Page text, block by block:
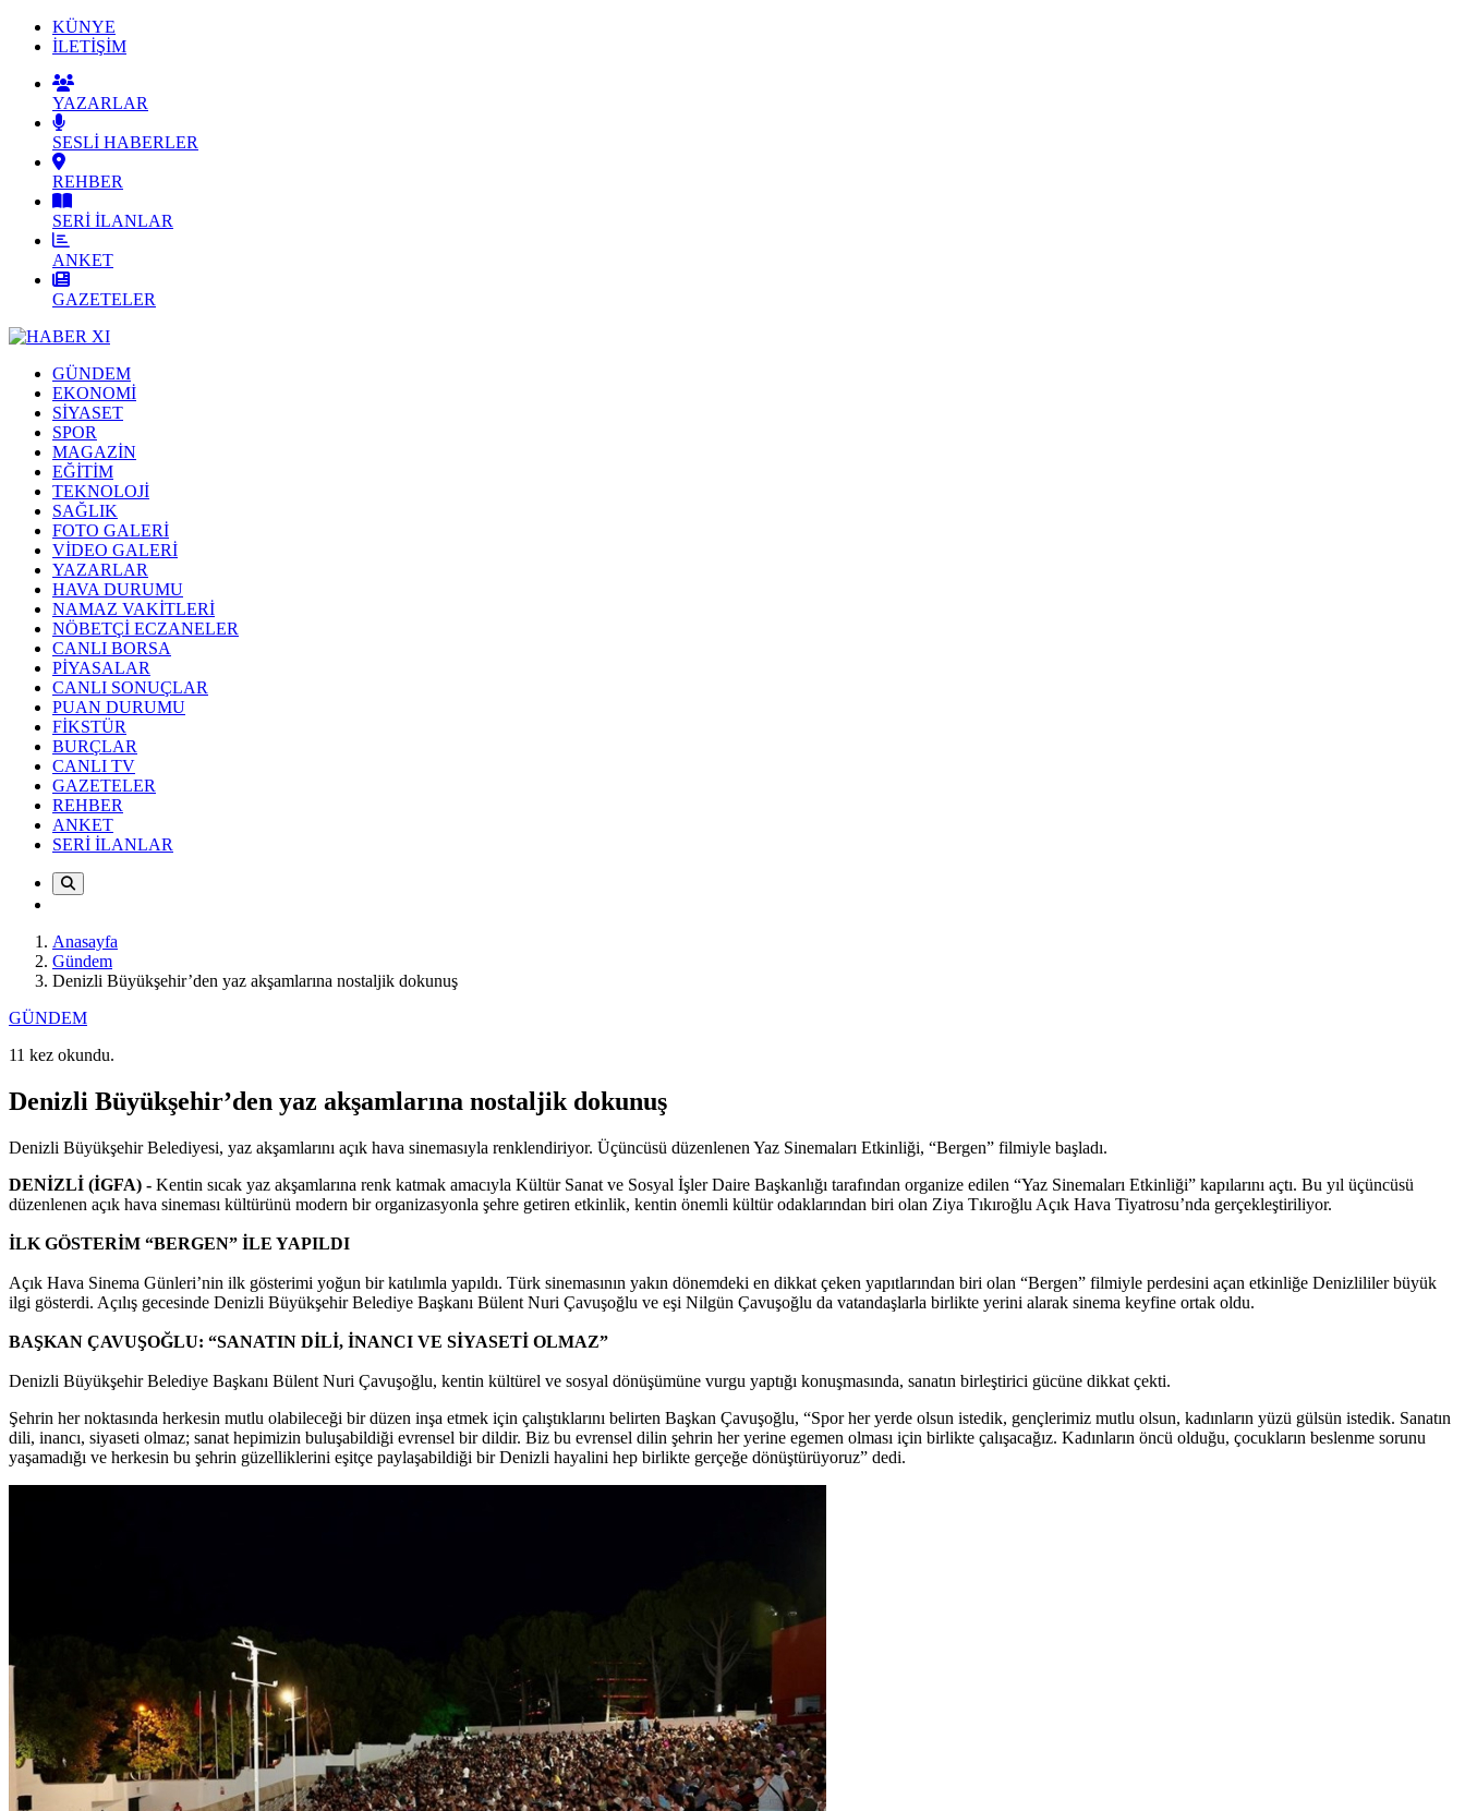
KÜNYE
İLETİŞİM
YAZARLAR
SESLİ HABERLER
REHBER
SERİ İLANLAR
ANKET
GAZETELER
GÜNDEM
EKONOMİ
SİYASET
SPOR
MAGAZİN
EĞİTİM
TEKNOLOJİ
SAĞLIK
FOTO GALERİ
VİDEO GALERİ
YAZARLAR
HAVA DURUMU
NAMAZ VAKİTLERİ
NÖBETÇİ ECZANELER
CANLI BORSA
PİYASALAR
CANLI SONUÇLAR
PUAN DURUMU
FİKSTÜR
BURÇLAR
CANLI TV
GAZETELER
REHBER
ANKET
SERİ İLANLAR
Anasayfa
Gündem
Denizli Büyükşehir’den yaz akşamlarına nostaljik dokunuş
GÜNDEM
11 kez okundu.
Denizli Büyükşehir’den yaz akşamlarına nostaljik dokunuş
Denizli Büyükşehir Belediyesi, yaz akşamlarını açık hava sinemasıyla renklendiriyor. Üçüncüsü düzenlenen Yaz Sinemaları Etkinliği, “Bergen” filmiyle başladı.
DENİZLİ (İGFA) - Kentin sıcak yaz akşamlarına renk katmak amacıyla Kültür Sanat ve Sosyal İşler Daire Başkanlığı tarafından organize edilen “Yaz Sinemaları Etkinliği” kapılarını açtı. Bu yıl üçüncüsü
düzenlenen açık hava sineması kültürünü modern bir organizasyonla şehre getiren etkinlik, kentin önemli kültür odaklarından biri olan Ziya Tıkıroğlu Açık Hava Tiyatrosu’nda gerçekleştiriliyor.
İLK GÖSTERİM “BERGEN” İLE YAPILDI
Açık Hava Sinema Günleri’nin ilk gösterimi yoğun bir katılımla yapıldı. Türk sinemasının yakın dönemdeki en dikkat çeken yapıtlarından biri olan “Bergen” filmiyle perdesini açan etkinliğe Denizlililer büyük
ilgi gösterdi. Açılış gecesinde Denizli Büyükşehir Belediye Başkanı Bülent Nuri Çavuşoğlu ve eşi Nilgün Çavuşoğlu da vatandaşlarla birlikte yerini alarak sinema keyfine ortak oldu.
BAŞKAN ÇAVUŞOĞLU: “SANATIN DİLİ, İNANCI VE SİYASETİ OLMAZ”
Denizli Büyükşehir Belediye Başkanı Bülent Nuri Çavuşoğlu, kentin kültürel ve sosyal dönüşümüne vurgu yaptığı konuşmasında, sanatın birleştirici gücüne dikkat çekti.
Şehrin her noktasında herkesin mutlu olabileceği bir düzen inşa etmek için çalıştıklarını belirten Başkan Çavuşoğlu, “Spor her yerde olsun istedik, gençlerimiz mutlu olsun, kadınların yüzü gülsün istedik. Sanatın
dili, inancı, siyaseti olmaz; sanat hepimizin buluşabildiği evrensel bir dildir. Biz bu evrensel dilin şehrin her yerine egemen olması için birlikte çalışacağız. Kadınların öncü olduğu, çocukların beslenme sorunu
yaşamadığı ve herkesin bu şehrin güzelliklerini eşitçe paylaşabildiği bir Denizli hayalini hep birlikte gerçeğe dönüştürüyoruz” dedi.